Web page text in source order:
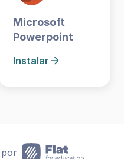
Microsoft
Powerpoint
Instalar
por